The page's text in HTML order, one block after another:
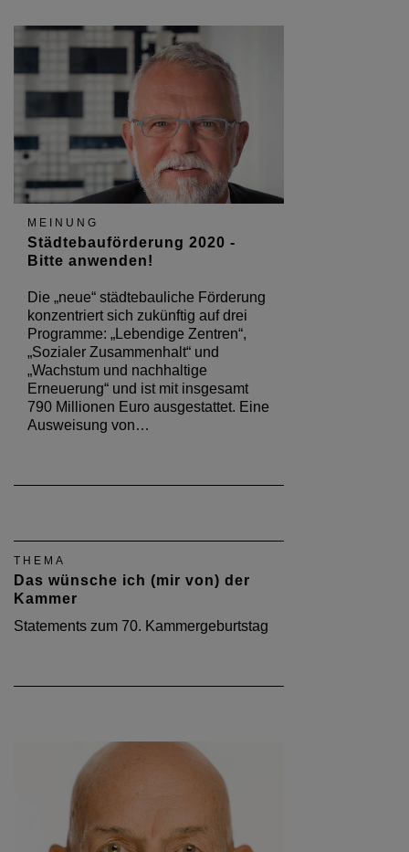
MEINUNG
Städtebauförderung 2020 -
Bitte anwenden!
Die „neue“ städtebauliche Förderung
konzentriert sich zukünftig auf drei
Programme: „Lebendige Zentren“,
„Sozialer Zusammenhalt“ und
„Wachstum und nachhaltige
Erneuerung“ und ist mit insgesamt
790 Millionen Euro ausgestattet. Eine
Ausweisung von…
THEMA
Das wünsche ich (mir von) der
Kammer
Statements zum 70. Kammergeburtstag